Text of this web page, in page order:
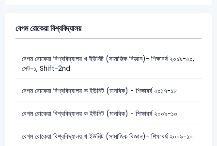
বেগম রোকেয়া বিশ্ববিদ্যালয়
বেগম রোকেয়া বিশ্ববিদ্যালয় খ ইউনিট (সামাজিক বিজ্ঞান)- শিক্ষাবর্ষ ২০১৯-২০,
সেট-১, Shift-2nd
বেগম রোকেয়া বিশ্ববিদ্যালয় ক ইউনিট (মানবিক) - শিক্ষাবর্ষ ২০১৭-১৮
বেগম রোকেয়া বিশ্ববিদ্যালয় ক ইউনিট (মানবিক) - শিক্ষাবর্ষ ২০০৯-১০
বেগম রোকেয়া বিশ্ববিদ্যালয় খ ইউনিট (সামাজিক বিজ্ঞান)- শিক্ষাবর্ষ ২০০৯-১০